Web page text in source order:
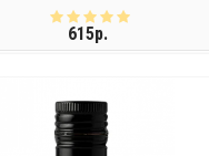
615р.